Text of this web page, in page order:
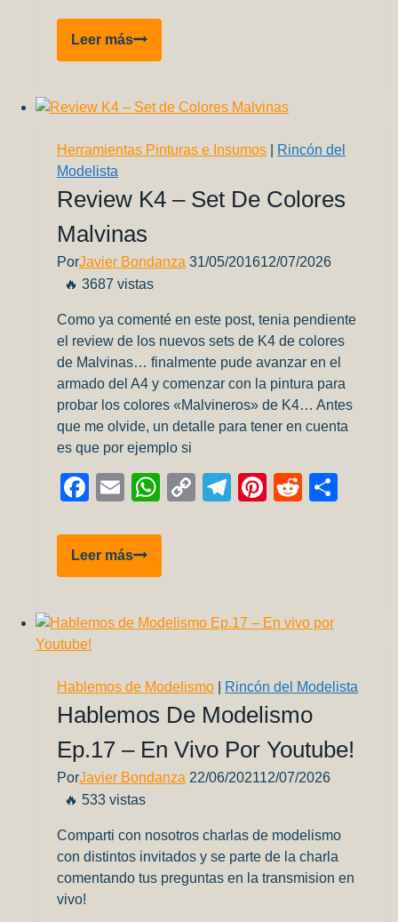
Leer másSci
Fi
Vehículos
Modelfest
Herramientas Pinturas e Insumos
Rincón del
Modelista
Review K4 – Set De Colores
Malvinas
PorJavier Bondanza 31/05/201612/07/2026
🔥 3687 vistas
Como ya comenté en este post, tenia pendiente
el review de los nuevos sets de K4 de colores
de Malvinas… finalmente pude avanzar en el
armado del A4 y comenzar con la pintura para
probar los colores «Malvineros» de K4… Antes
que me olvide, un detalle para tener en cuenta
es que por ejemplo si
Facebook
EmailWhatsApp
CopyTelegram
Pinterest
Reddit
Leer másReview
K4
Set
Malvinas
Hablemos de Modelismo Rincón del Modelista
Hablemos De Modelismo
Ep.17 – En Vivo Por Youtube!
PorJavier Bondanza 22/06/202112/07/2026
🔥 533 vistas
Comparti con nosotros charlas de modelismo
con distintos invitados y se parte de la charla
comentando tus preguntas en la transmision en
vivo!